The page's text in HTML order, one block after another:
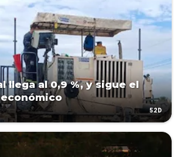
llega al 0,9 %, y sigue el
52D